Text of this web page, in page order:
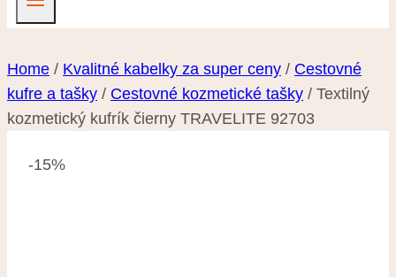
Home / Kvalitné kabelky za super ceny / Cestovné
kufre a tašky / Cestovné kozmetické tašky / Textilný
kozmetický kufrík čierny TRAVELITE 92703
-15%